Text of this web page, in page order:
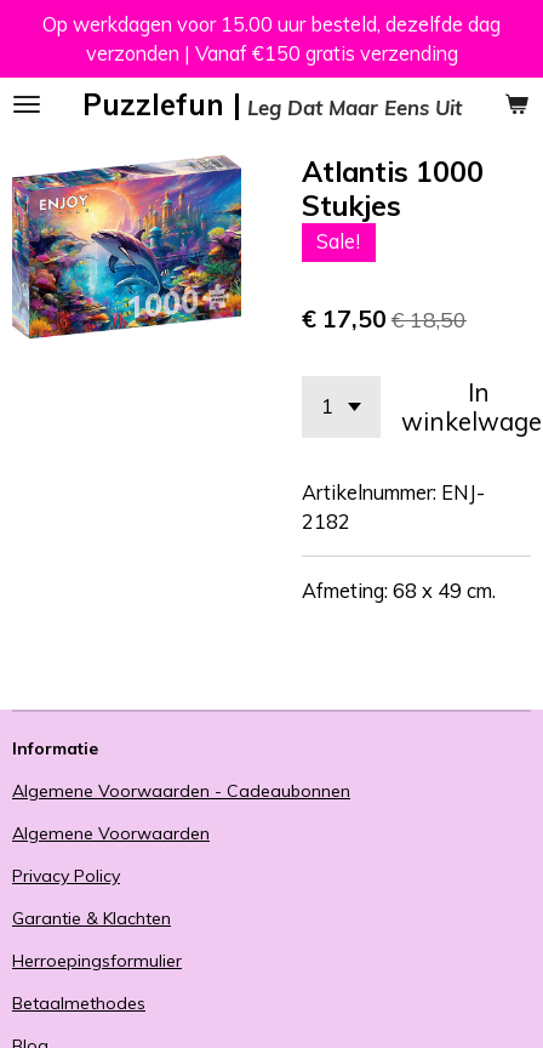
naar
de
Puzzlefun | Leg Dat Maar Eens Uit
Op werkdagen voor 15.00 uur besteld, dezelfde dag
verzonden | Vanaf €150 gratis verzending
Atlantis 1000
Stukjes
Sale!
€ 17,50 € 18,50
In
Artikelnummer: ENJ-
2182
Afmeting: 68 x 49 cm.
Informatie
Algemene Voorwaarden - Cadeaubonnen
Algemene Voorwaarden
Privacy Policy
Garantie & Klachten
Herroepingsformulier
Betaalmethodes